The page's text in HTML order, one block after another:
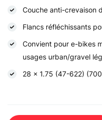
Couche anti-crevaison
Flancs réfléchissants
Convient pour e-bikes
usages urban/gravel
28 x 1.75 (47-622)